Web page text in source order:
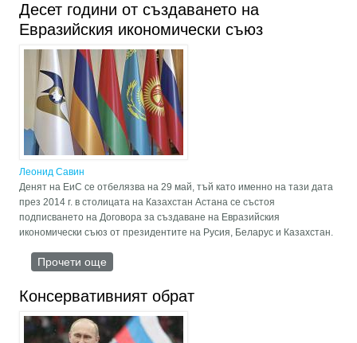
Десет години от създаването на
Евразийския икономически съюз
Леонид Савин
Денят на ЕиС се отбелязва на 29 май, тъй като именно на тази дата
през 2014 г. в столицата на Казахстан Астана се състоя
подписването на Договора за създаване на Евразийския
икономически съюз от президентите на Русия, Беларус и Казахстан.
Прочети още
Консервативният обрат